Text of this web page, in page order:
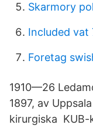
Skarmory
Included vat
Foretag
1910—26
1897, av
kirurgiska KUB-